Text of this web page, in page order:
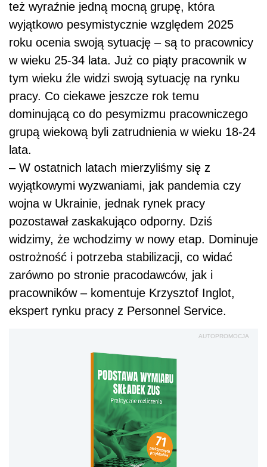
też wyraźnie jedną mocną grupę, która
wyjątkowo pesymistycznie względem 2025
roku ocenia swoją sytuację – są to pracownicy
w wieku 25-34 lata. Już co piąty pracownik w
tym wieku źle widzi swoją sytuację na rynku
pracy. Co ciekawe jeszcze rok temu
dominującą co do pesymizmu pracowniczego
grupą wiekową byli zatrudnienia w wieku 18-24
lata.
– W ostatnich latach mierzyliśmy się z
wyjątkowymi wyzwaniami, jak pandemia czy
wojna w Ukrainie, jednak rynek pracy
pozostawał zaskakująco odporny. Dziś
widzimy, że wchodzimy w nowy etap. Dominuje
ostrożność i potrzeba stabilizacji, co widać
zarówno po stronie pracodawców, jak i
pracowników – komentuje Krzysztof Inglot,
ekspert rynku pracy z Personnel Service.
AUTOPROMOCJA